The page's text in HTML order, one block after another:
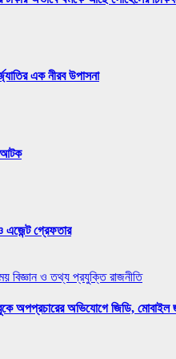
এক নীরব উপাসনা
আটক
এজেন্ট গ্রেফতার
বিজ্ঞান ও তথ্য প্রযুক্তিরাজনীতি
অপপ্রচারের অভিযোগে জিডি, মোবাইল